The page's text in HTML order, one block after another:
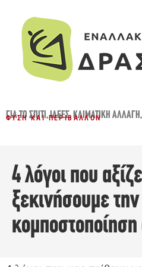
ΓΙΑ ΤΟ ΣΠΊΤΙ,ΙΔΈΕΣ,ΚΛΙΜΑΤΙΚΉ ΑΛΛΑΓΉ,
ΦΎΣΗ ΚΑΙ ΠΕΡΙΒΆΛΛΟΝ
4 λόγοι που
ξεκινήσουμε την
κομποστοποίηση